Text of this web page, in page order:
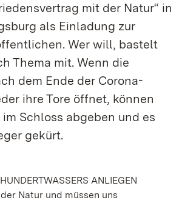
mit der Natur“ in
als Einladung zur
Wer will, bastelt
Thema mit. Wenn die
dem Ende der Corona-
ihre Tore öffnet, können
Schloss abgeben und es
gekürt.
ANLIEGEN
Natur und müssen uns